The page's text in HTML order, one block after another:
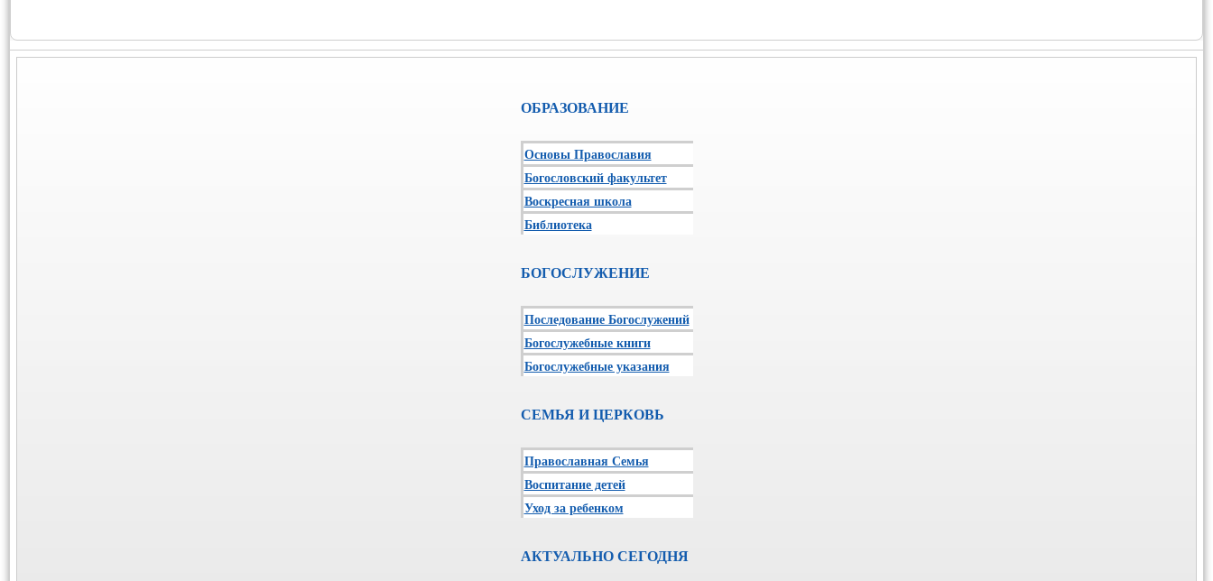
ОБРАЗОВАНИЕ
Основы Православия
Богословский факультет
Воскресная школа
Библиотека
БОГОСЛУЖЕНИЕ
Последование Богослужений
Богослужебные книги
Богослужебные указания
СЕМЬЯ И ЦЕРКОВЬ
Православная Семья
Воспитание детей
Уход за ребенком
АКТУАЛЬНО СЕГОДНЯ